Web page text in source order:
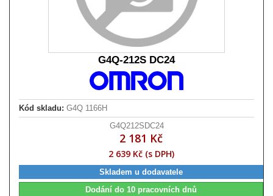
G4Q-212S DC24
Kód skladu: G4Q 1166H
G4Q212SDC24
2 181 Kč
2 639 Kč (s DPH)
Skladem u dodavatele
Dodání do 10 pracovních dnů